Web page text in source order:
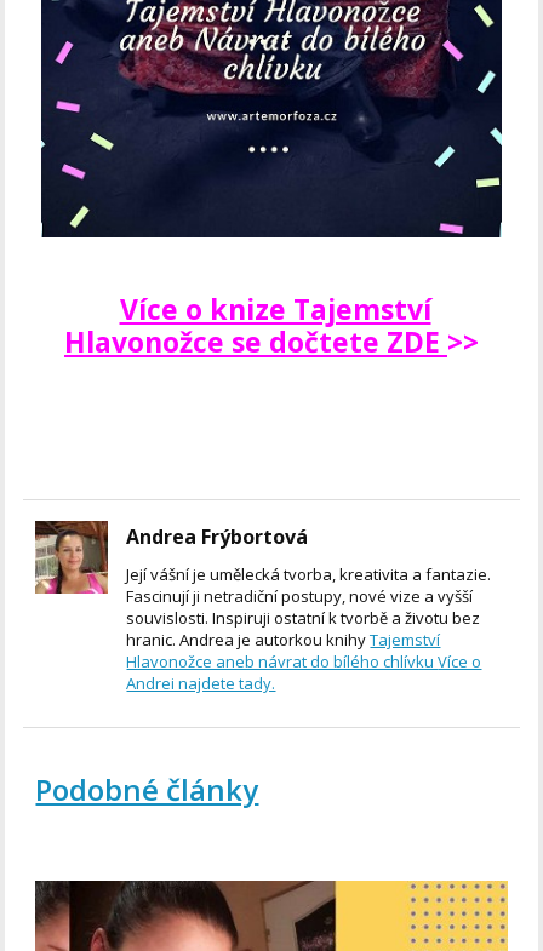
Více o knize Tajemství
Hlavonožce se dočtete ZDE >>
Andrea Frýbortová
Její vášní je umělecká tvorba, kreativita a fantazie.
Fascinují ji netradiční postupy, nové vize a vyšší
souvislosti. Inspiruji ostatní k tvorbě a životu bez
hranic. Andrea je autorkou knihyTajemství
Hlavonožce aneb návrat do bílého chlívkuVíce o
Andrei najdete tady.
Podobné články